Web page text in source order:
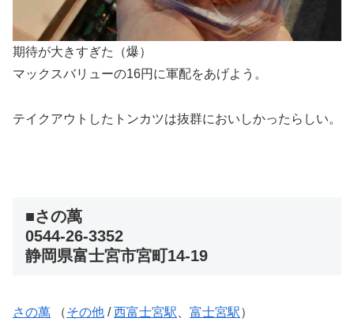
期待が大きすぎた（爆）
マックスバリューの16円に軍配をあげよう。
テイクアウトしたトンカツは抜群においしかったらしい。
■さの萬
0544-26-3352
静岡県富士宮市宮町14-19
さの萬 （その他 /西富士宮駅 富士宮駅）